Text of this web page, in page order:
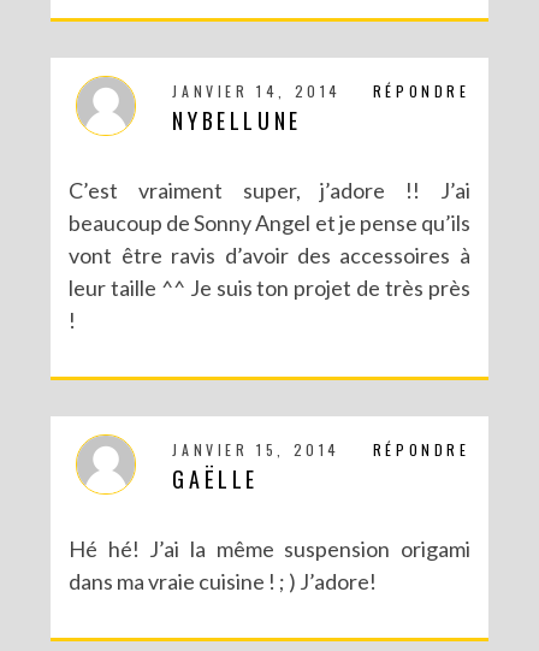
RÉPONDRE
JANVIER 14, 2014
NYBELLUNE
C’est vraiment super, j’adore !! J’ai
beaucoup de Sonny Angel et je pense qu’ils
vont être ravis d’avoir des accessoires à
leur taille ^^ Je suis ton projet de très près
!
RÉPONDRE
JANVIER 15, 2014
GAËLLE
Hé hé! J’ai la même suspension origami
dans ma vraie cuisine ! ; ) J’adore!